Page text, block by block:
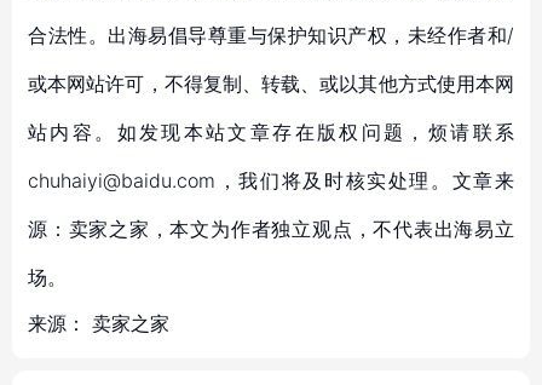
合法性。出海易倡导尊重与保护知识产权，未经作者和/
或本网站许可，不得复制、转载、或以其他方式使用本网
站内容。如发现本站文章存在版权问题，烦请联系
chuhaiyi@baidu.com，我们将及时核实处理。文章来
源：卖家之家，本文为作者独立观点，不代表出海易立
场。
来源： 卖家之家